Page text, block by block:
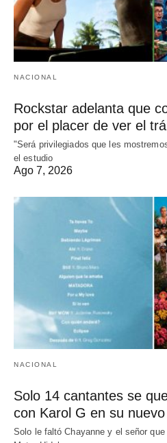
NACIONAL
Rockstar adelanta que
por el placer de ver el
"Será privilegiados que les
el estudio
Ago 7, 2026
NACIONAL
Solo 14 cantantes se
con Karol G en su
Solo le faltó Chayanne y el señor